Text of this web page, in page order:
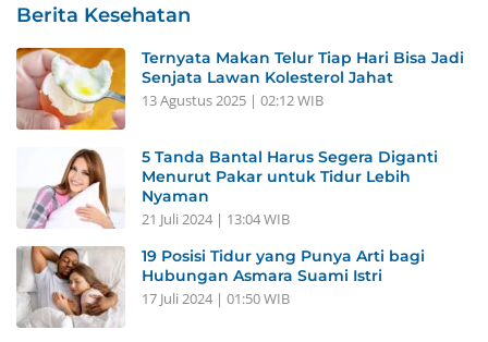
Berita Kesehatan
Ternyata Makan Telur Tiap Hari Bisa Jadi
Senjata Lawan Kolesterol Jahat
13 Agustus 2025 | 02:12 WIB
5 Tanda Bantal Harus Segera Diganti
Menurut Pakar untuk Tidur Lebih
Nyaman
21 Juli 2024 | 13:04 WIB
19 Posisi Tidur yang Punya Arti bagi
Hubungan Asmara Suami Istri
17 Juli 2024 | 01:50 WIB